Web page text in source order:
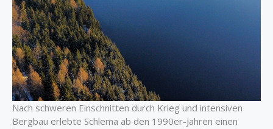
Nach schweren Einschnitten durch Krieg und intensiven
Bergbau erlebte Schlema ab den 1990er-Jahren einen